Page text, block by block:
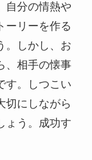
自分の情熱や
ーリーを作る
。しかし、お
、相手の懐事
す。しつこい
切にしながら
ょう。成功す